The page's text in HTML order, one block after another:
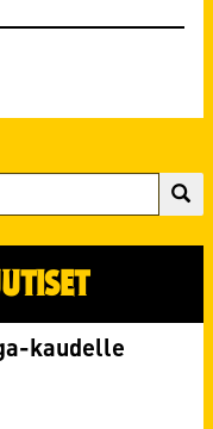
kaudelle